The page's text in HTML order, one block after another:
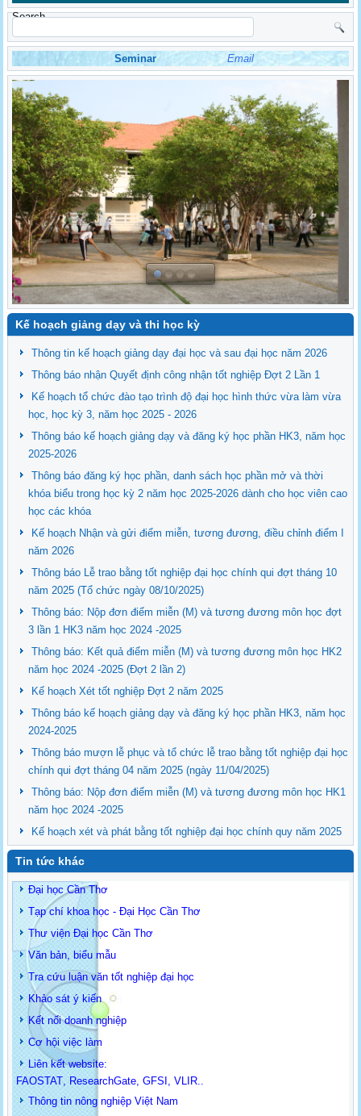
Search
Seminar Email
Kế hoạch giảng dạy và thi học kỳ
Thông tin kế hoạch giảng dạy đại học và sau đại học năm 2026
Thông báo nhận Quyết định công nhận tốt nghiệp Đợt 2 Lần 1
Kế hoạch tổ chức đào tạo trình độ đại học hình thức vừa làm vừa
học, học kỳ 3, năm học 2025 - 2026
Thông báo kế hoạch giảng dạy và đăng ký học phần HK3, năm học
2025-2026
Thông báo đăng ký học phần, danh sách học phần mở và thời
khóa biểu trong học kỳ 2 năm học 2025-2026 dành cho học viên cao
học các khóa
Kế hoạch Nhận và gửi điểm miễn, tương đương, điều chỉnh điểm I
năm 2026
Thông báo Lễ trao bằng tốt nghiệp đại học chính qui đợt tháng 10
năm 2025 (Tổ chức ngày 08/10/2025)
Thông báo: Nộp đơn điểm miễn (M) và tương đương môn học đợt
3 lần 1 HK3 năm học 2024 -2025
Thông báo: Kết quả điểm miễn (M) và tương đương môn học HK2
năm học 2024 -2025 (Đợt 2 lần 2)
Kế hoạch Xét tốt nghiệp Đợt 2 năm 2025
Thông báo kế hoạch giảng dạy và đăng ký học phần HK3, năm học
2024-2025
Thông báo mượn lễ phục và tổ chức lễ trao bằng tốt nghiệp đại học
chính qui đợt tháng 04 năm 2025 (ngày 11/04/2025)
Thông báo: Nộp đơn điểm miễn (M) và tương đương môn học HK1
năm học 2024 -2025
Kế hoạch xét và phát bằng tốt nghiệp đại học chính quy năm 2025
Tin tức khác
Đại học Cần Thơ
Tạp chí khoa học - Đại Học Cần Thơ
Thư viện Đại học Cần Thơ
Văn bản, biểu mẫu
Tra cứu luận văn tốt nghiệp đại học
Khảo sát ý kiến
Kết nối doanh nghiệp
Cơ hội việc làm
Liên kết website:
FAOSTAT
ResearchGate ,GFSI ,VLIR
Thông tin nông nghiệp Việt Nam